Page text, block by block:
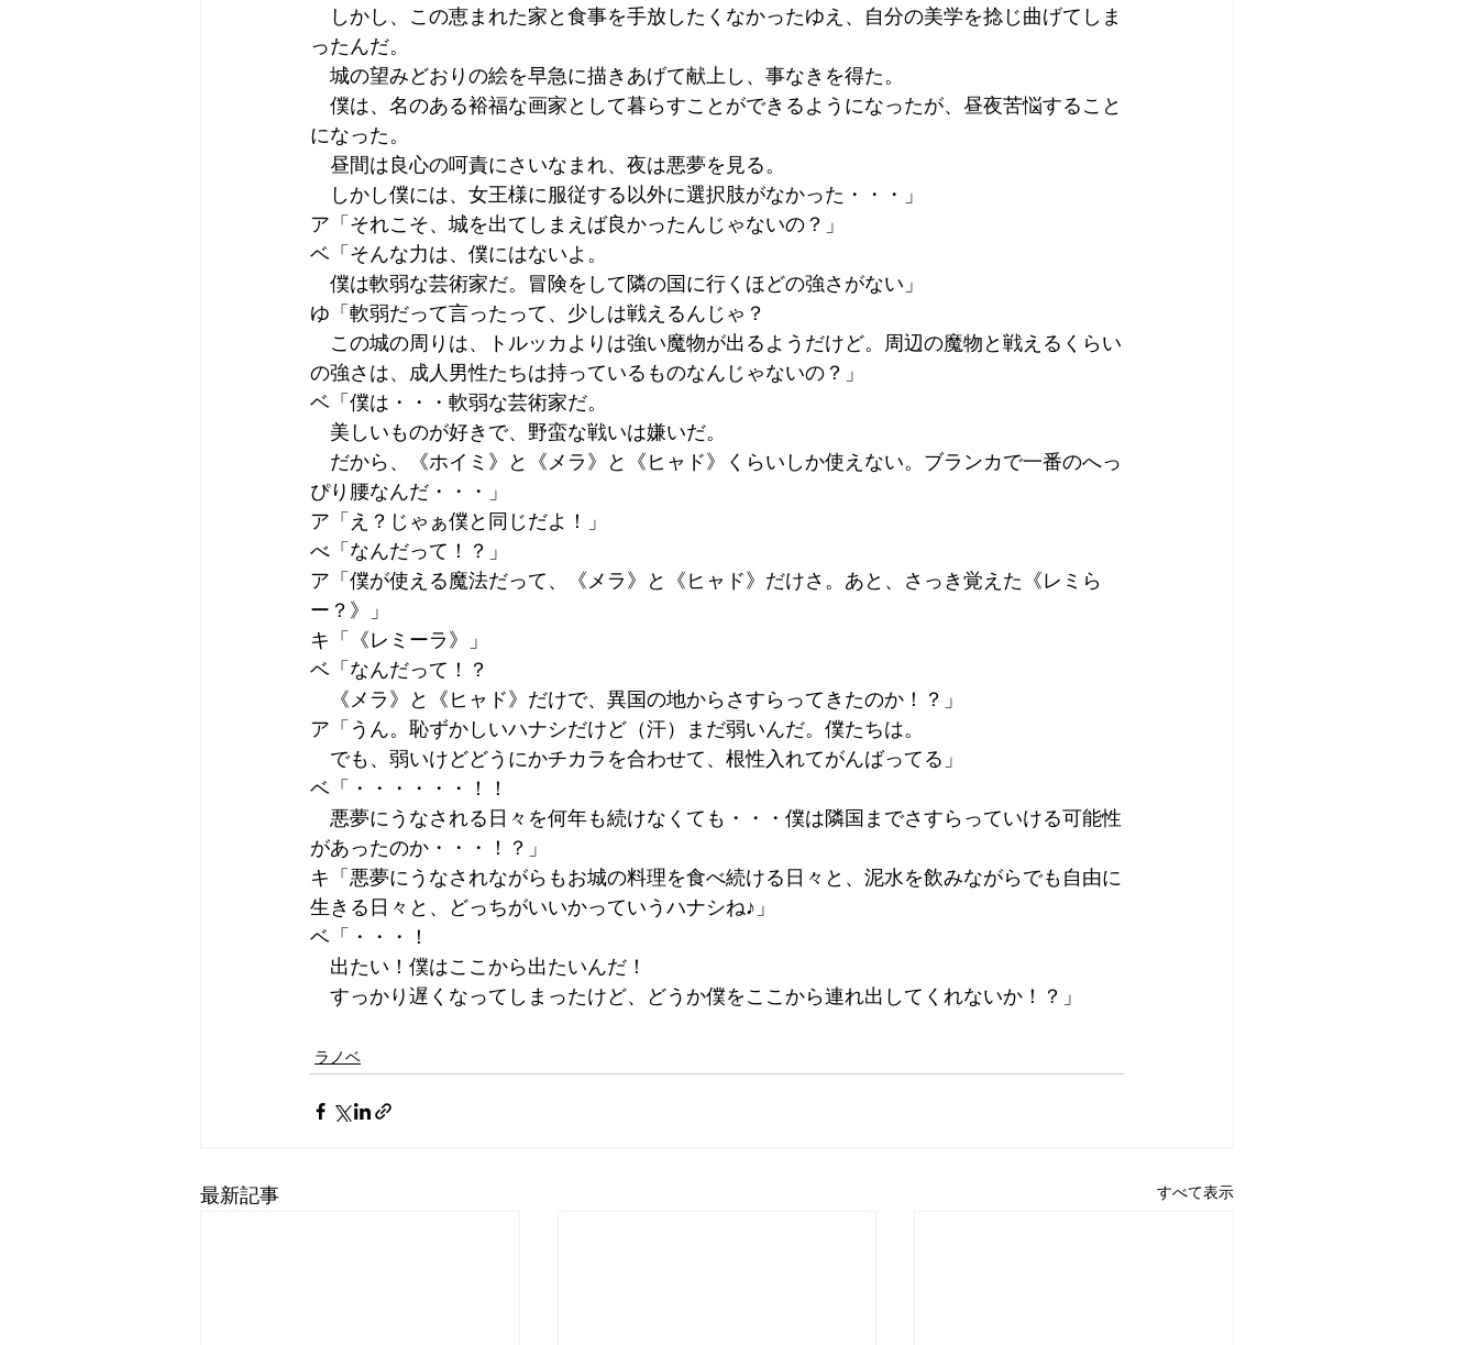
しかし、この恵まれた家と食事を手放したくなかったゆえ、自分の美学を捻じ曲げてしま
ったんだ。
城の望みどおりの絵を早急に描きあげて献上し、事なきを得た。
僕は、名のある裕福な画家として暮らすことができるようになったが、昼夜苦悩すること
になった。
昼間は良心の呵責にさいなまれ、夜は悪夢を見る。
しかし僕には、女王様に服従する以外に選択肢がなかった・・・」
ア「それこそ、城を出てしまえば良かったんじゃないの？」
ベ「そんな力は、僕にはないよ。
僕は軟弱な芸術家だ。冒険をして隣の国に行くほどの強さがない」
ゆ「軟弱だって言ったって、少しは戦えるんじゃ？
この城の周りは、トルッカよりは強い魔物が出るようだけど。周辺の魔物と戦えるくらい
の強さは、成人男性たちは持っているものなんじゃないの？」
ベ「僕は・・・軟弱な芸術家だ。
美しいものが好きで、野蛮な戦いは嫌いだ。
だから、《ホイミ》と《メラ》と《ヒャド》くらいしか使えない。ブランカで一番のへっ
ぴり腰なんだ・・・」
ア「え？じゃぁ僕と同じだよ！」
べ「なんだって！？」
ア「僕が使える魔法だって、《メラ》と《ヒャド》だけさ。あと、さっき覚えた《レミら
ー？》」
キ「《レミーラ》」
ベ「なんだって！？
《メラ》と《ヒャド》だけで、異国の地からさすらってきたのか！？」
ア「うん。恥ずかしいハナシだけど（汗）まだ弱いんだ。僕たちは。
でも、弱いけどどうにかチカラを合わせて、根性入れてがんばってる」
ベ「・・・・・・！！
悪夢にうなされる日々を何年も続けなくても・・・僕は隣国までさすらっていける可能性
があったのか・・・！？」
キ「悪夢にうなされながらもお城の料理を食べ続ける日々と、泥水を飲みながらでも自由に
生きる日々と、どっちがいいかっていうハナシね♪」
ベ「・・・！
出たい！僕はここから出たいんだ！
すっかり遅くなってしまったけど、どうか僕をここから連れ出してくれないか！？」
ラノベ
最新記事 すべて表示